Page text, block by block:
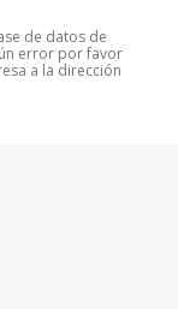
de datos de
error por favor
a la dirección